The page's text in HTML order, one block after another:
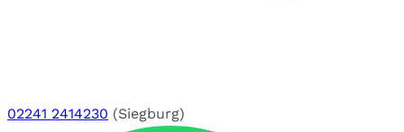
02241 2414230 (Siegburg)